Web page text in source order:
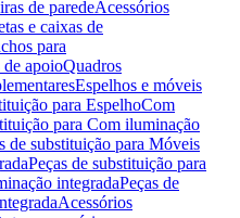
de paredeAcessórios
e caixas de
para
de apoioQuadros
Espelhos e móveis
para EspelhoCom
para Com iluminação
de substituição para Móveis
Peças de substituição para
integradaPeças de
Acessórios